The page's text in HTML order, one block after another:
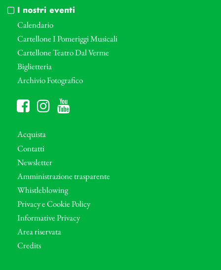
I nostri eventi
Calendario
Cartellone I Pomeriggi Musicali
Cartellone Teatro Dal Verme
Biglietteria
Archivio Fotografico
Acquista
Contatti
Newsletter
Amministrazione trasparente
Whistleblowing
Privacy e Cookie Policy
Informative Privacy
Area riservata
Credits